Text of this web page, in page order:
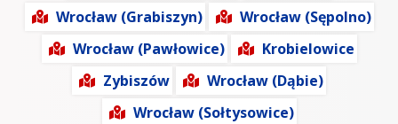
Wrocław (Grabiszyn)
Wrocław (Sępolno)
Wrocław (Pawłowice)
Krobielowice
Zybiszów
Wrocław (Dąbie)
Wrocław (Sołtysowice)